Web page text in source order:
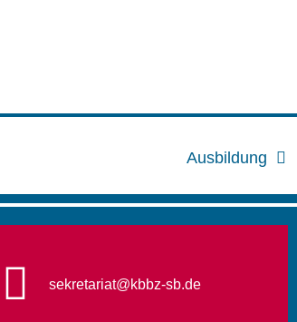
Ausbildung
sekretariat@kbbz-sb.de